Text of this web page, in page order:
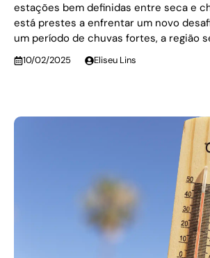
estações bem definidas entre seca e
está prestes a enfrentar um novo
um período de chuvas fortes, a região
10/02/2025 Eliseu Lins